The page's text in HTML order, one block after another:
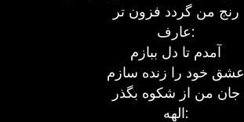
رنج من گردد فزون تر
عارف:
آمدم تا دل ببازم
عشق خود را زنده سازم
جان من از شکوه بگذر
الهه: